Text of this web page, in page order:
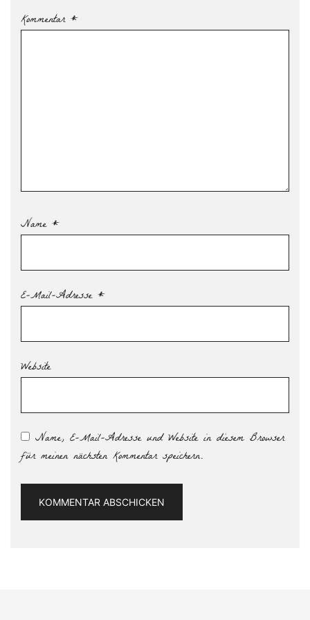
Kommentar *
Name *
E-Mail-Adresse *
Website
Name, E-Mail-Adresse und Website in diesem Browser
für meinen nächsten Kommentar speichern.